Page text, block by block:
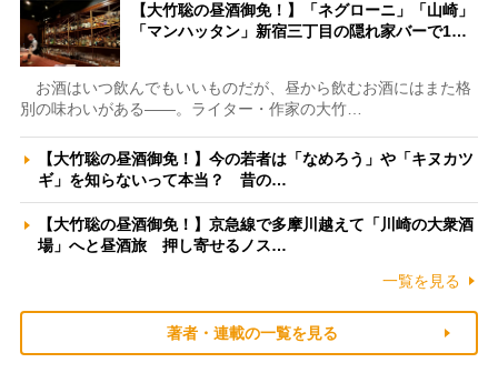
【大竹聡の昼酒御免！】「ネグローニ」「山崎」
「マンハッタン」新宿三丁目の隠れ家バーで1…
お酒はいつ飲んでもいいものだが、昼から飲むお酒にはまた格
別の味わいがある――。ライター・作家の大竹…
【大竹聡の昼酒御免！】今の若者は「なめろう」や「キヌカツ
ギ」を知らないって本当？ 昔の…
【大竹聡の昼酒御免！】京急線で多摩川越えて「川崎の大衆酒
場」へと昼酒旅 押し寄せるノス…
一覧を見る
著者・連載の一覧を見る